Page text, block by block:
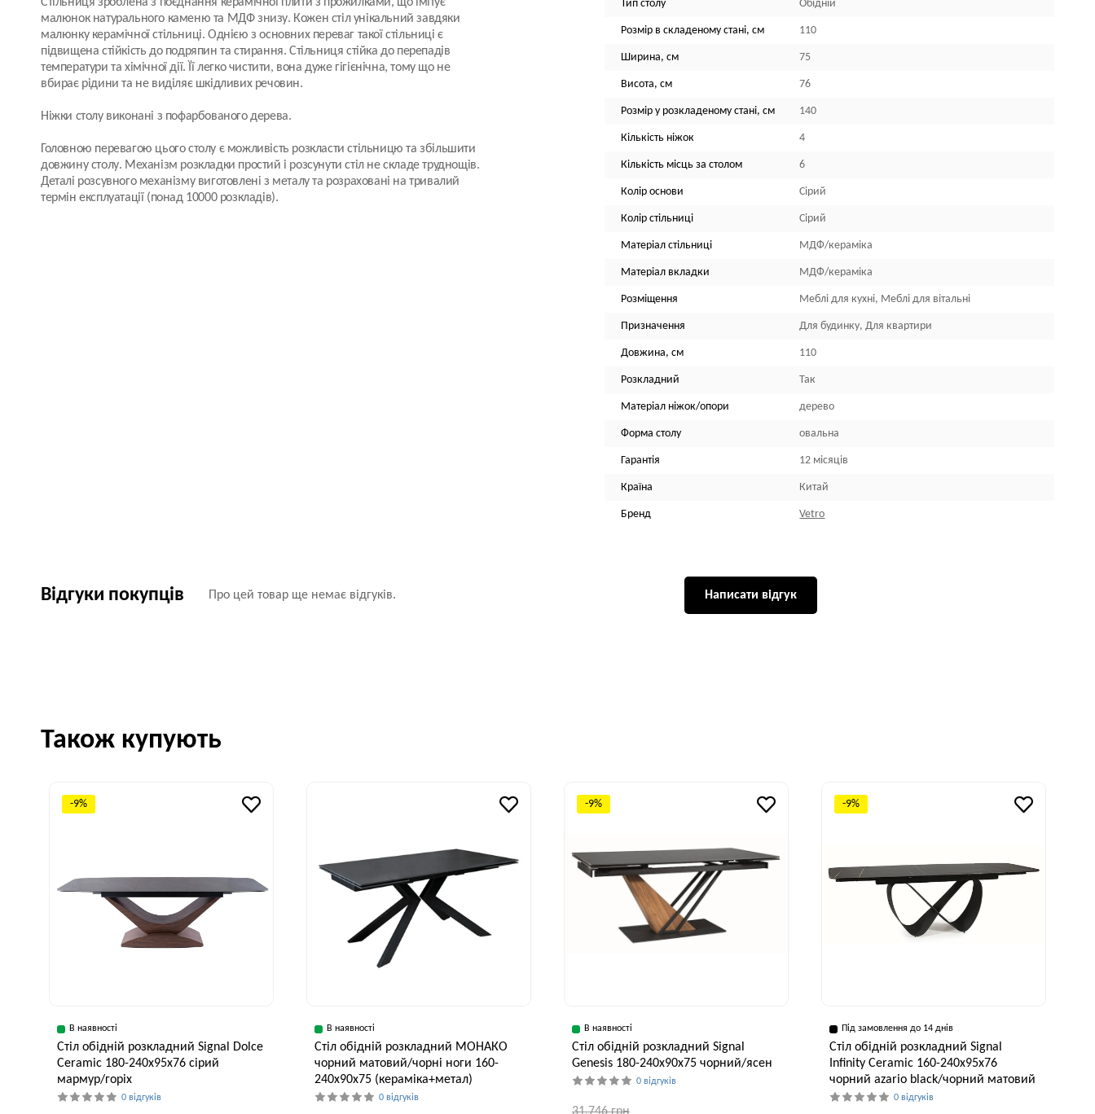
малюнок натурального каменю та МДФ знизу. Кожен стіл унікальний завдяки
малюнку керамічної стільниці. Однією з основних переваг такої стільниці є
підвищена стійкість до подряпин та стирання. Стільниця стійка до перепадів
температури та хімічної дії. Її легко чистити, вона дуже гігієнічна, тому що не
вбирає рідини та не виділяє шкідливих речовин.
Ніжки столу виконані з пофарбованого дерева.
Головною перевагою цього столу є можливість розкласти стільницю та збільшити
довжину столу. Механізм розкладки простий і розсунути стіл не складе труднощів.
Деталі розсувного механізму виготовлені з металу та розраховані на тривалий
термін експлуатації (понад 10000 розкладів).
Тип столу Обідній
Розмір в складеному стані, см 110
Ширина, см 75
Висота, см 76
Розмір у розкладеному стані, см 140
Кількість ніжок 4
Кількість місць за столом 6
Колір основи Сірий
Колір стільниці Сірий
Матеріал стільниці МДФ/кераміка
Матеріал вкладки МДФ/кераміка
Розміщення Меблі для кухні, Меблі для вітальні
Призначення Для будинку, Для квартири
Довжина, см 110
Розкладний Так
Матеріал ніжок/опори дерево
Форма столу овальна
Гарантія 12 місяців
Країна Китай
Бренд Vetro
Відгуки покупців Про цей товар ще немає відгуків. Написати відгук
Також купують
-9%
В наявності
Стіл обідній розкладний Signal Dolce
Ceramic 180-240x95x76 сірий
мармур/горіх
0 відгуків
В наявності
Стіл обідній розкладний МОНАКО
чорний матовий/чорні ноги 160-
240x90x75 (кераміка+метал)
0 відгуків
-9%
В наявності
Стіл обідній розкладний Signal
Genesis 180-240x90x75 чорний/ясен
0 відгуків
-9%
Під замовлення до 14 днів
Стіл обідній розкладний Signal
Infinity Ceramic 160-240x95x76
чорний azario black/чорний матовий
0 відгуків